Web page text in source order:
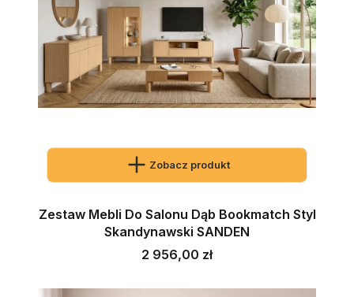
Zobacz produkt
Zestaw Mebli Do Salonu Dąb Bookmatch Styl
Skandynawski SANDEN
Cena
2 956,00 zł